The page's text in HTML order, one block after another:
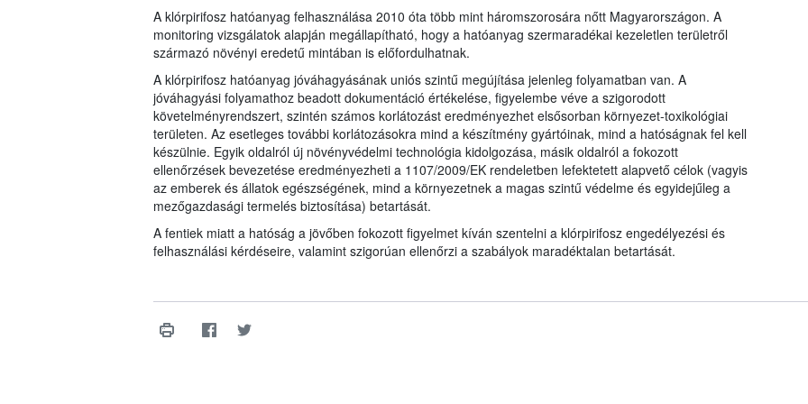
A klórpirifosz hatóanyag felhasználása 2010 óta több mint háromszorosára nőtt Magyarországon. A
monitoring vizsgálatok alapján megállapítható, hogy a hatóanyag szermaradékai kezeletlen területről
származó növényi eredetű mintában is előfordulhatnak.
A klórpirifosz hatóanyag jóváhagyásának uniós szintű megújítása jelenleg folyamatban van. A
jóváhagyási folyamathoz beadott dokumentáció értékelése, figyelembe véve a szigorodott
követelményrendszert, szintén számos korlátozást eredményezhet elsősorban környezet-toxikológiai
területen. Az esetleges további korlátozásokra mind a készítmény gyártóinak, mind a hatóságnak fel kell
készülnie. Egyik oldalról új növényvédelmi technológia kidolgozása, másik oldalról a fokozott
ellenőrzések bevezetése eredményezheti a 1107/2009/EK rendeletben lefektetett alapvető célok (vagyis
az emberek és állatok egészségének, mind a környezetnek a magas szintű védelme és egyidejűleg a
mezőgazdasági termelés biztosítása) betartását.
A fentiek miatt a hatóság a jövőben fokozott figyelmet kíván szentelni a klórpirifosz engedélyezési és
felhasználási kérdéseire, valamint szigorúan ellenőrzi a szabályok maradéktalan betartását.